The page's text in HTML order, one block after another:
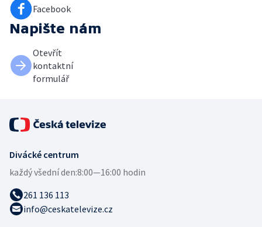
Facebook
Napište nám
Otevřít
kontaktní
formulář
Divácké centrum
každý všední den:8:00—16:00 hodin
261 136 113
info@ceskatelevize.cz